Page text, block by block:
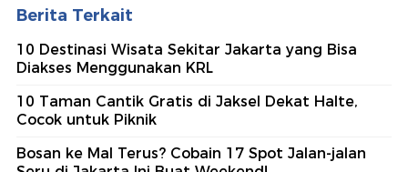
Berita Terkait
10 Destinasi Wisata Sekitar Jakarta yang Bisa
Diakses Menggunakan KRL
10 Taman Cantik Gratis di Jaksel Dekat Halte,
Cocok untuk Piknik
Bosan ke Mal Terus? Cobain 17 Spot Jalan-jalan